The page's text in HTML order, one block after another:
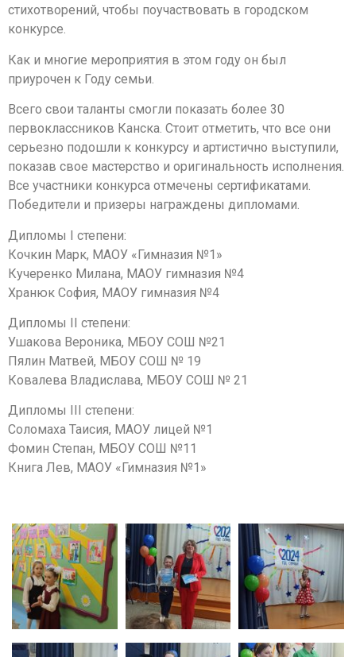
стихотворений, чтобы поучаствовать в городском
конкурсе.
Как и многие мероприятия в этом году он был
приурочен к Году семьи.
Всего свои таланты смогли показать более 30
первоклассников Канска. Стоит отметить, что все они
серьезно подошли к конкурсу и артистично выступили,
показав свое мастерство и оригинальность исполнения.
Все участники конкурса отмечены сертификатами.
Победители и призеры награждены дипломами.
Дипломы I степени:
Кочкин Марк, МАОУ «Гимназия №1»
Кучеренко Милана, МАОУ гимназия №4
Хранюк София, МАОУ гимназия №4
Дипломы II степени:
Ушакова Вероника, МБОУ СОШ №21
Пялин Матвей, МБОУ СОШ № 19
Ковалева Владислава, МБОУ СОШ № 21
Дипломы III степени:
Соломаха Таисия, МАОУ лицей №1
Фомин Степан, МБОУ СОШ №11
Книга Лев, МАОУ «Гимназия №1»